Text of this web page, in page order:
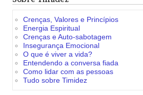
Crenças, Valores e Princípios
Energia Espiritual
Crenças e Auto-sabotagem
Insegurança Emocional
O que é viver a vida?
Entendendo a conversa fiada
Como lidar com as pessoas
Tudo sobre Timidez